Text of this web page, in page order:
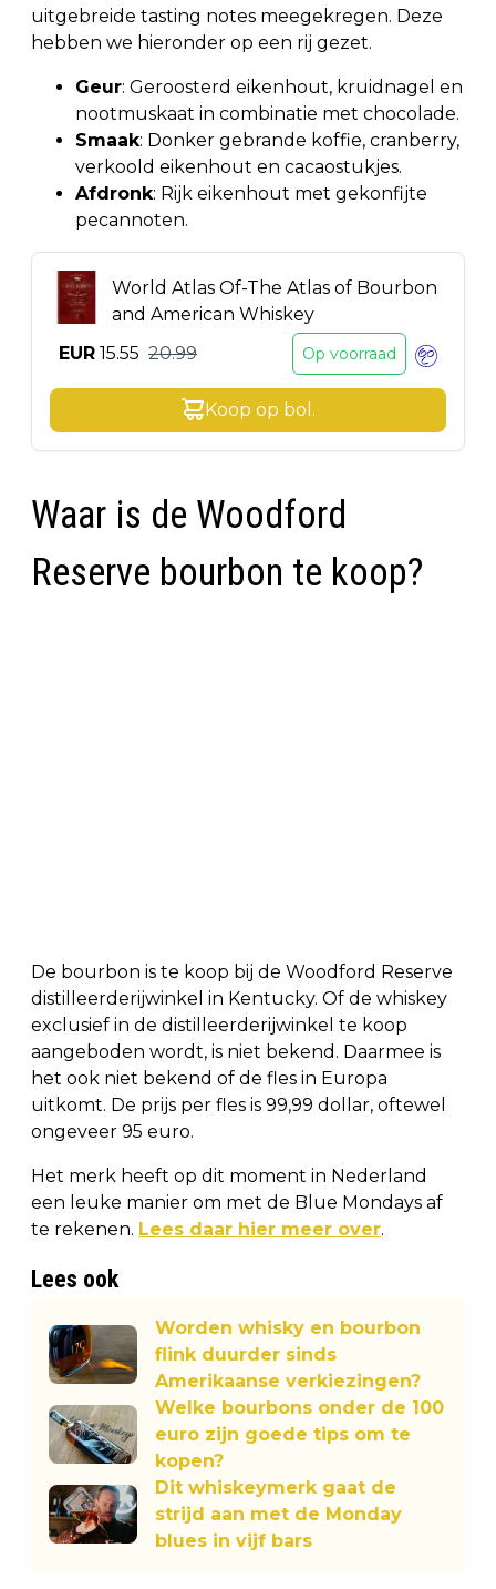
uitgebreide tasting notes meegekregen. Deze
hebben we hieronder op een rij gezet.
Geur: Geroosterd eikenhout, kruidnagel en
nootmuskaat in combinatie met chocolade.
Smaak: Donker gebrande koffie, cranberry,
verkoold eikenhout en cacaostukjes.
Afdronk: Rijk eikenhout met gekonfijte
pecannoten.
World Atlas Of-The Atlas of Bourbon
and American Whiskey
EUR 15.55 20.99 Op voorraad
Koop op bol .
Waar is de Woodford
Reserve bourbon te koop?
De bourbon is te koop bij de Woodford Reserve
distilleerderijwinkel in Kentucky. Of de whiskey
exclusief in de distilleerderijwinkel te koop
aangeboden wordt, is niet bekend. Daarmee is
het ook niet bekend of de fles in Europa
uitkomt. De prijs per fles is 99,99 dollar, oftewel
ongeveer 95 euro.
Het merk heeft op dit moment in Nederland
een leuke manier om met de Blue Mondays af
te rekenen. Lees daar hier meer over.
Lees ook
Worden whisky en bourbon
flink duurder sinds
Amerikaanse verkiezingen?
Welke bourbons onder de 100
euro zijn goede tips om te
kopen?
Dit whiskeymerk gaat de
strijd aan met de Monday
blues in vijf bars